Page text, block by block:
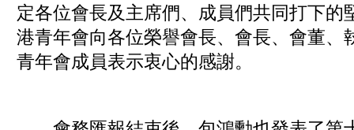
定各位會長及主席們、成員們共同打下的
港青年會向各位榮譽會長、會長、會董、
青年會成員表示衷心的感謝。